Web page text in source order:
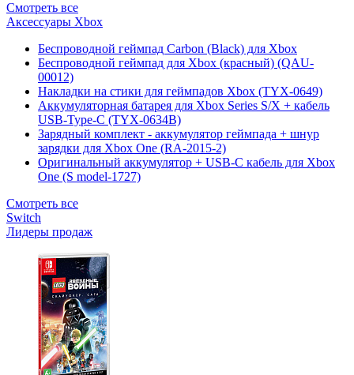
Смотреть все
Аксессуары Xbox
Беспроводной геймпад Carbon (Black) для Xbox
Беспроводной геймпад для Xbox (красный) (QAU-
00012)
Накладки на стики для геймпадов Xbox (TYX-0649)
Аккумуляторная батарея для Xbox Series S/X + кабель
USB-Type-C (TYX-0634B)
Зарядный комплект - аккумулятор геймпада + шнур
зарядки для Xbox One (RA-2015-2)
Оригинальный аккумулятор + USB-C кабель для Xbox
One (S model-1727)
Смотреть все
Switch
Лидеры продаж